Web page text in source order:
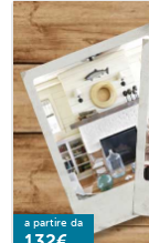
a partire da